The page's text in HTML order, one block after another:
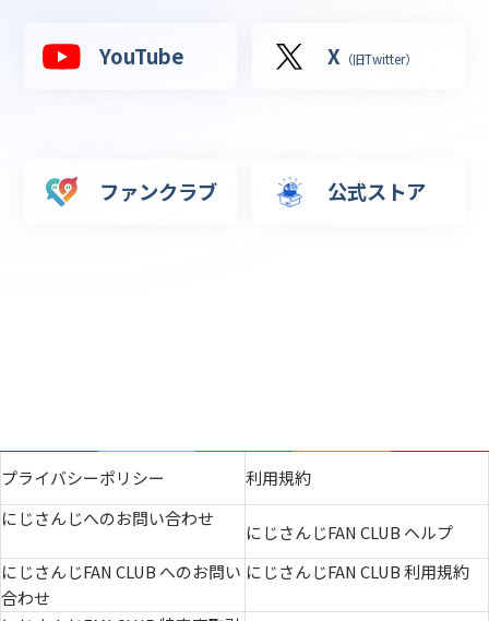
YouTube X （旧Twitter）
ファンクラブ 公式ストア
プライバシーポリシー
利用規約
にじさんじへのお問い合わせ
にじさんじFAN CLUB ヘルプ
にじさんじFAN CLUB へのお問い
合わせ
にじさんじFAN CLUB 利用規約